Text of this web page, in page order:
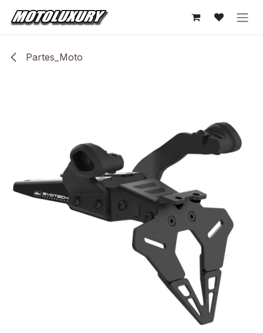
Ir al contenido
Partes_Moto